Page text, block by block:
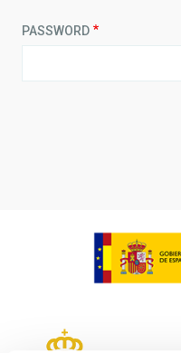
PASSWORD